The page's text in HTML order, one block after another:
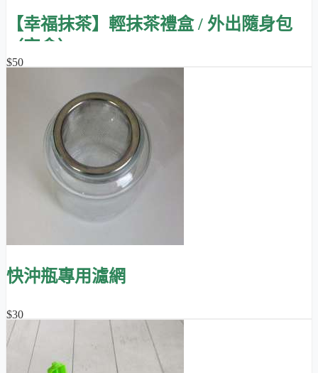
【幸福抹茶】輕抹茶禮盒 / 外出隨身包
（空盒）
$50
快沖瓶專用濾網
$30